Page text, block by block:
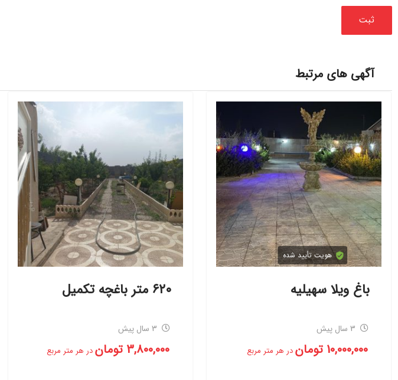
آگهی های مرتبط
هویت تأیید شده
باغ ویلا سهیلیه
3 سال پیش
10,000,000 توماندر هر متر مربع
۶۲۰ متر باغچه تکمیل
3 سال پیش
3,800,000 توماندر هر متر مربع